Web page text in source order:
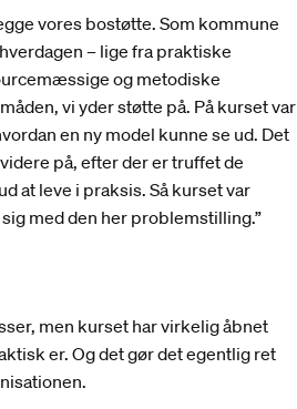
vores bostøtte. Som kommune
– lige fra praktiske
og metodiske
vi yder støtte på. På kurset var
en ny model kunne se ud. Det
på, efter der er truffet de
at leve i praksis. Så kurset var
med den her problemstilling.”
men kurset har virkelig åbnet
er. Og det gør det egentlig ret